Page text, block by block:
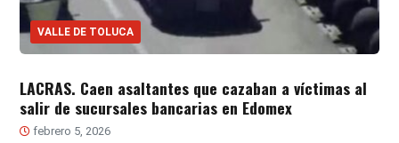
VALLE DE TOLUCA
LACRAS. Caen asaltantes que cazaban a víctimas al
salir de sucursales bancarias en Edomex
febrero 5, 2026